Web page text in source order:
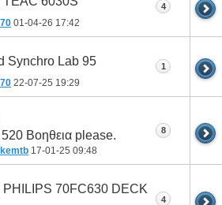
01-04-26 17:42
4
Synchro Lab 95
22-07-25 19:29
1
Βοηθεια please.
17-01-25 09:48
8
PHILIPS 70FC630 DECK
4